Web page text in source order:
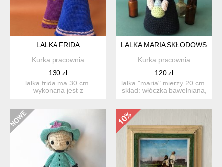
LALKA FRIDA
Kurka pracownia
130 zł
lalka frida ma 30 cm.
wykonana jest z
LALKA MARIA SKŁODOWSKA-
Kurka pracownia
120 zł
lalka "maria" mierzy 20 cm.
skład: włóczka bawełniana,